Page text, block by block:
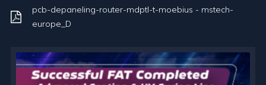
pcb-depaneling-router-mdptl-t-moebius - mstech-
europe_D